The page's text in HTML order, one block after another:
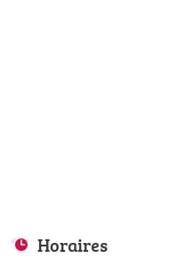
Horaires